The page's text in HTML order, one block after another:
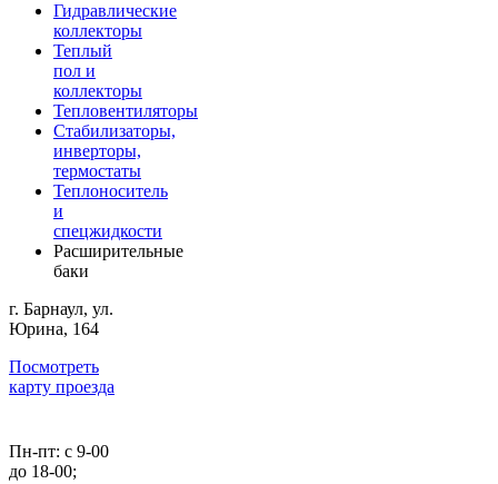
Гидравлические
коллекторы
Теплый
пол и
коллекторы
Тепловентиляторы
Стабилизаторы,
инверторы,
термостаты
Теплоноситель
и
спецжидкости
Расширительные
баки
г. Барнаул, ул.
Юрина, 164
Посмотреть
карту проезда
Пн-пт: с 9-00
до 18-00;